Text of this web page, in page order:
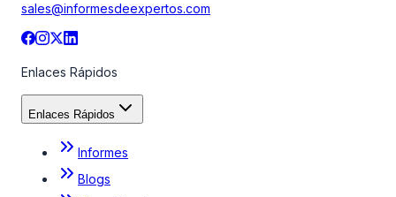
sales@informesdeexpertos.com
Enlaces Rápidos
Enlaces Rápidos
Informes
Blogs